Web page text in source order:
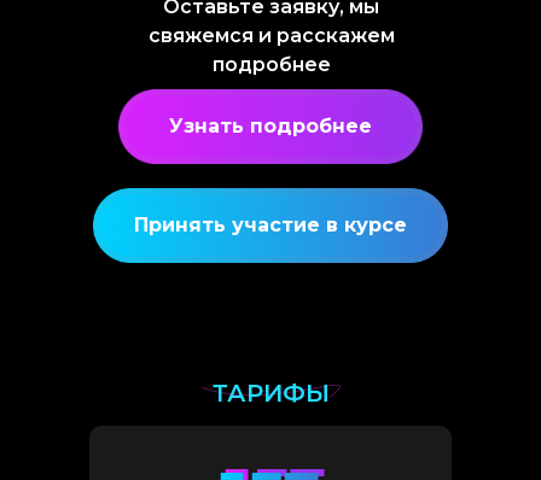
Узнать подробнее
Принять участие в курсе
Оставьте заявку, мы
свяжемся и расскажем
подробнее
ТАРИФЫ